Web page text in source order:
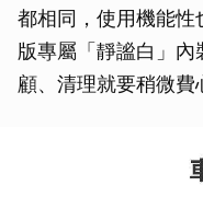
都相同，使用機能性
版專屬「靜謐白」
顧、清理就要稍微費